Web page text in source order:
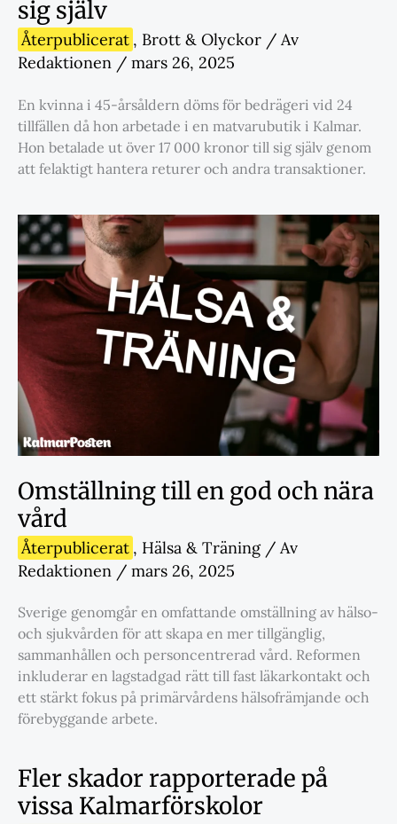
sig själv
Återpublicerat , Brott & Olyckor / Av
Redaktionen / mars 26, 2025
En kvinna i 45-årsåldern döms för bedrägeri vid 24
tillfällen då hon arbetade i en matvarubutik i Kalmar.
Hon betalade ut över 17 000 kronor till sig själv genom
att felaktigt hantera returer och andra transaktioner.
Omställning till en god och nära
vård
Återpublicerat , Hälsa & Träning/ Av
Redaktionen / mars 26, 2025
Sverige genomgår en omfattande omställning av hälso-
och sjukvården för att skapa en mer tillgänglig,
sammanhållen och personcentrerad vård. Reformen
inkluderar en lagstadgad rätt till fast läkarkontakt och
ett stärkt fokus på primärvårdens hälsofrämjande och
förebyggande arbete.
Fler skador rapporterade på
vissa Kalmarförskolor